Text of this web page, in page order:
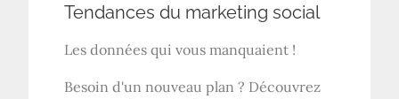
Tendances du marketing social
Les données qui vous manquaient !
Besoin d'un nouveau plan ? Découvrez